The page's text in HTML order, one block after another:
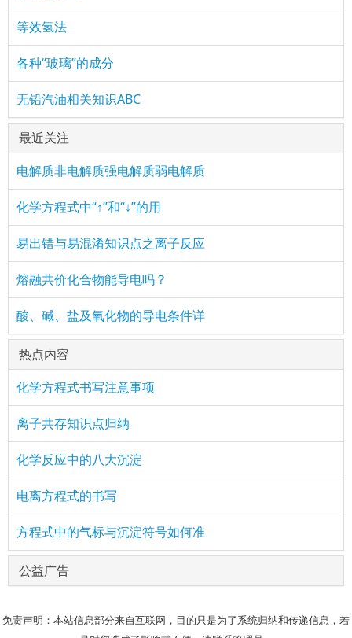
等效氢法
各种“玻璃”的成分
无铅汽油相关知识ABC
最近关注
电解质非电解质强电解质弱电解质
化学方程式中“↑”和“↓”的用
易出错与易混淆知识点之离子反应
熔融共价化合物能导电吗？
酸、碱、盐及氧化物的导电条件详
热点内容
化学方程式书写注意事项
离子共存知识点归纳
化学反应中的八大沉淀
电离方程式的书写
方程式中的气标与沉淀符号如何准
公益广告
免责声明：本站信息部分来自互联网，目的只是为了系统归纳和传递信息，若